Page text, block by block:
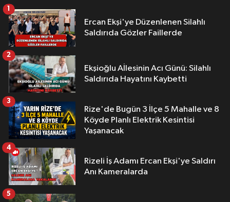
Ercan Ekşi'ye Düzenlenen Silahlı
Saldırıda Gözler Faillerde
1
Ekşioğlu Aİlesinin Acı Günü: Silahlı
Saldırıda Hayatını Kaybetti
2
Rize'de Bugün 3 İlçe 5 Mahalle ve 8
Köyde Planlı Elektrik Kesintisi
Yaşanacak
3
Rizeli İş Adamı Ercan Ekşi'ye Saldırı
Anı Kameralarda
4
5